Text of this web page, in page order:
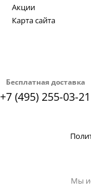
Бесплатная доставка
+7 (495) 255-03-21
Акции
Карта сайта
Мы